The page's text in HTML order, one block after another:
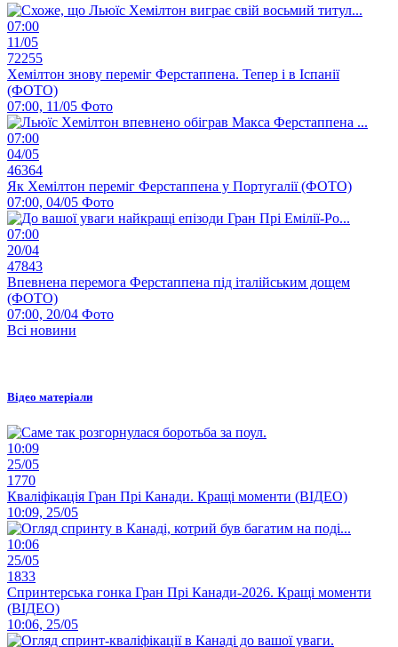
07:00
11/05
72255
Хемілтон знову переміг Ферстаппена. Тепер і в Іспанії
(ФОТО)
07:00, 11/05 Фото
07:00
04/05
46364
Як Хемілтон переміг Ферстаппена у Португалії (ФОТО)
07:00, 04/05 Фото
07:00
20/04
47843
Впевнена перемога Ферстаппена під італійським дощем
(ФОТО)
07:00, 20/04 Фото
Всі новини
Відео матеріали
10:09
25/05
1770
Кваліфікація Гран Прі Канади. Кращі моменти (ВІДЕО)
10:09, 25/05
10:06
25/05
1833
Спринтерська гонка Гран Прі Канади-2026. Кращі моменти
(ВІДЕО)
10:06, 25/05